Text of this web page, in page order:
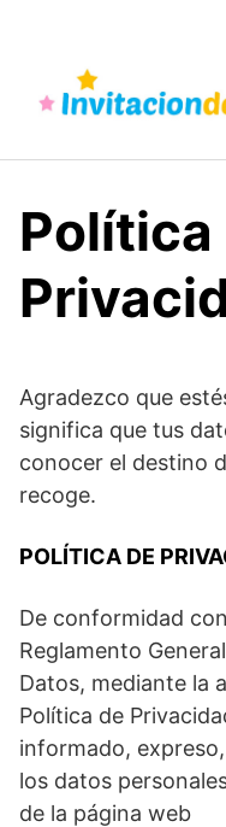
contenido
Política
Agradezco que
significa que tus
conocer el destino
recoge.
POLÍTICA DE
De conformidad
Reglamento
Datos, mediante la
Política de
informado,
los datos
de la página web